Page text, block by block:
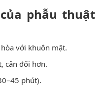
phẫu thuật
với khuôn mặt.
cân đối hơn.
phút).